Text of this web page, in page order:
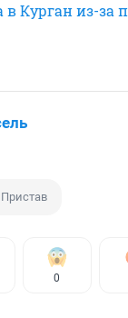
Курган из-за
Пристав
0